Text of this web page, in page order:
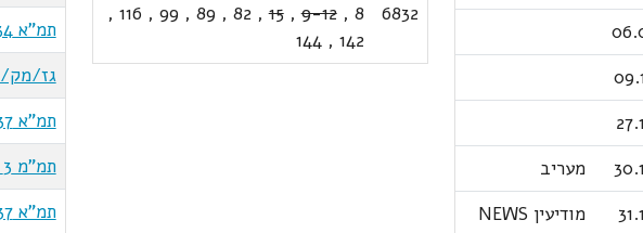
מעריב
מודיעין NEWS
6832
8
,
9-12
,
15
,
82
,
89
,
99
,
116
,
142
,
144
תמ"א 34
גז/מק/9/566
תמ"א 37ב
תמ"מ 3 שינוי 21
תמ"א 37/ב/8